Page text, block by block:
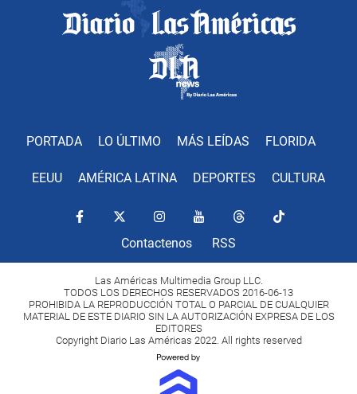
PORTADA LO ÚLTIMO MÁS LEÍDAS FLORIDA
EEUU AMÉRICA LATINA DEPORTES CULTURA
Contactenos RSS
Las Américas Multimedia Group LLC.
TODOS LOS DERECHOS RESERVADOS 2016-06-13
PROHIBIDA LA REPRODUCCIÓN TOTAL O PARCIAL DE CUALQUIER
MATERIAL DE ESTE DIARIO SIN LA AUTORIZACIÓN EXPRESA DE LOS
EDITORES
Copyright Diario Las Américas 2022. All rights reserved